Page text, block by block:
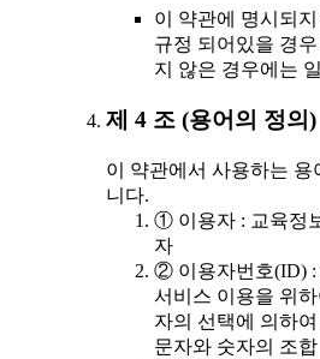
이 약관에 명시되
규정 되어있을 경
지 않은 경우에는
제 4 조 (용어의 정의)
이 약관에서 사용하는
니다.
① 이용자 : 교육정
자
② 이용자번호(ID) :
서비스 이용을 위
자의 선택에 의하
문자와 숫자의 조합